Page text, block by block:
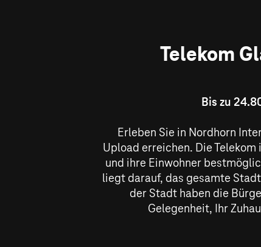
Telekom
Bis zu
Erleben Sie in Nordhorn
Upload erreichen. Die
und ihre Einwohner
liegt darauf, das gesamte
der Stadt haben die
Gelegenheit, Ihr